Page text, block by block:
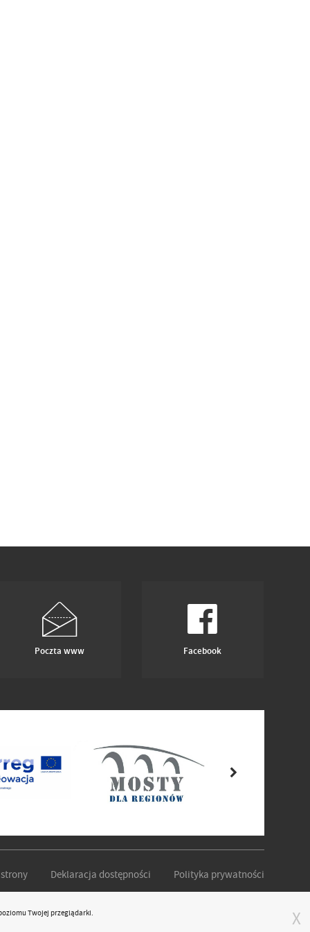
Poczta www Facebook
Deklaracja dostępności Polityka prywatności
X
Twojej przeglądarki.